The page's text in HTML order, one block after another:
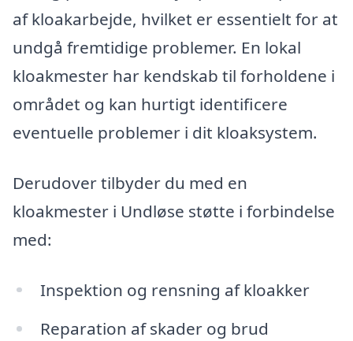
af kloakarbejde, hvilket er essentielt for at
undgå fremtidige problemer. En lokal
kloakmester har kendskab til forholdene i
området og kan hurtigt identificere
eventuelle problemer i dit kloaksystem.
Derudover tilbyder du med en
kloakmester i Undløse støtte i forbindelse
med:
Inspektion og rensning af kloakker
Reparation af skader og brud